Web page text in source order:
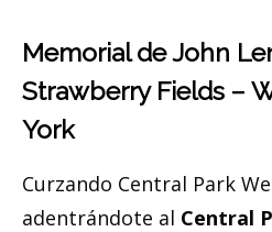
Memorial de John
Strawberry Fields –
York
Curzando Central Park
adentrándote al Central